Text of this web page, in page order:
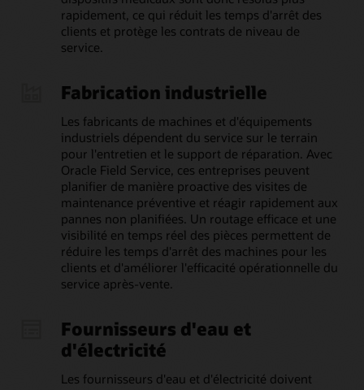
rapidement, ce qui réduit les temps d'arrêt des
clients et protège les contrats de niveau de
service.
Fabrication industrielle
Les fabricants de machines et d'équipements
industriels dépendent du service sur le terrain
pour l'entretien et le support de réparation. Avec
Oracle Field Service, ces entreprises peuvent
planifier de manière proactive des visites de
maintenance préventive et réagir rapidement aux
pannes non planifiées. Un routage efficace et une
visibilité en temps réel des pièces permettent de
réduire les temps d'arrêt des machines pour les
clients et d'améliorer l'efficacité opérationnelle du
service après-vente.
Fournisseurs d'eau et
d'électricité
Les fournisseurs d'eau et d'électricité doivent